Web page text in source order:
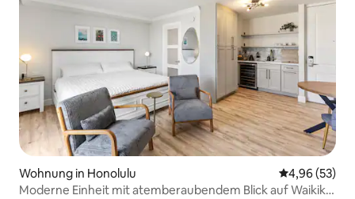
Wohnung in Honolulu
4,96 (53)
Moderne Einheit mit atemberaubendem Blick auf Waikiki